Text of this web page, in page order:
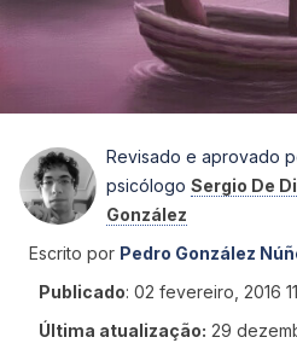
Revisado e aprovado
psicólogo Sergio De
González
Escrito por Pedro González
Publicado: 02 fevereiro, 2016
Última atualização: 29